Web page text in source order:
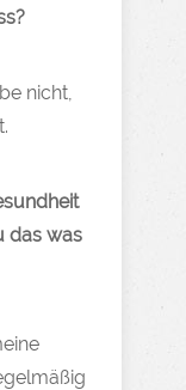
nicht,
das was